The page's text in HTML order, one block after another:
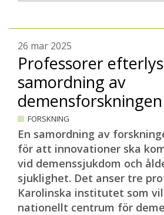
26 mar 2025
Professorer
samordning av
demensforskningen
FORSKNING
En samordning av
för att innovationer ska
vid demenssjukdom och
sjuklighet. Det anser tre
Karolinska institutet som
nationellt centrum för